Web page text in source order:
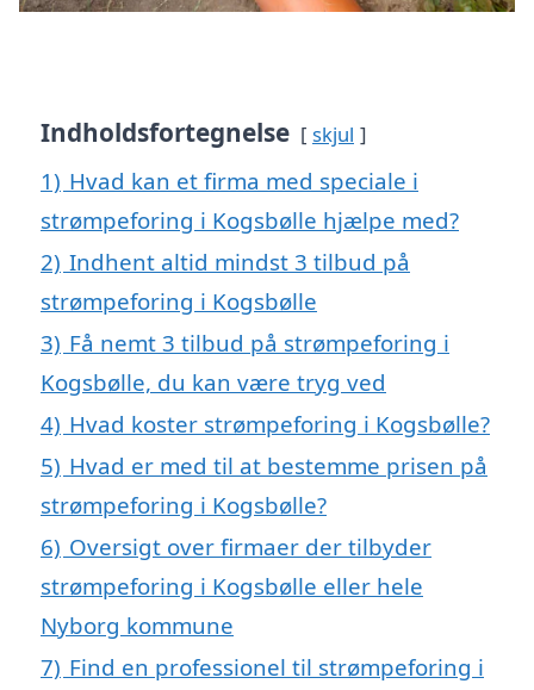
Indholdsfortegnelse skjul
1) Hvad kan et firma med speciale i
strømpeforing i Kogsbølle hjælpe med?
2) Indhent altid mindst 3 tilbud på
strømpeforing i Kogsbølle
3) Få nemt 3 tilbud på strømpeforing i
Kogsbølle, du kan være tryg ved
4) Hvad koster strømpeforing i Kogsbølle?
5) Hvad er med til at bestemme prisen på
strømpeforing i Kogsbølle?
6) Oversigt over firmaer der tilbyder
strømpeforing i Kogsbølle eller hele
Nyborg kommune
7) Find en professionel til strømpeforing i